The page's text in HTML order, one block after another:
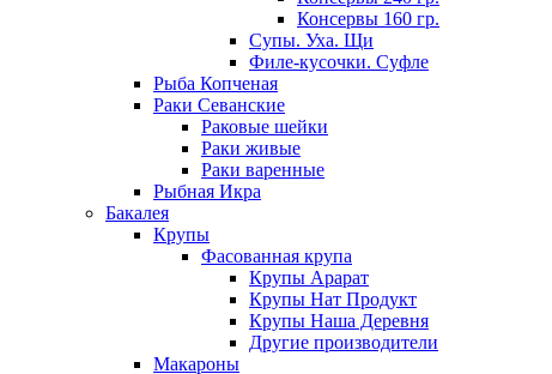
Консервы 160 гр.
Супы. Уха. Щи
Филе-кусочки. Суфле
Рыба Копченая
Раки Севанские
Раковые шейки
Раки живые
Раки варенные
Рыбная Икра
Бакалея
Крупы
Фасованная крупа
Крупы Арарат
Крупы Нат Продукт
Крупы Наша Деревня
Другие производители
Макароны